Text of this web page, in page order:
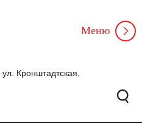
ул. Кронштадтская,
Меню